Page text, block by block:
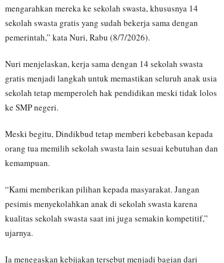
mengarahkan mereka ke sekolah swasta, khususnya 14
sekolah swasta gratis yang sudah bekerja sama dengan
pemerintah,” kata Nuri, Rabu (8/7/2026).
Nuri menjelaskan, kerja sama dengan 14 sekolah swasta
gratis menjadi langkah untuk memastikan seluruh anak usia
sekolah tetap memperoleh hak pendidikan meski tidak lolos
ke SMP negeri.
Meski begitu, Dindikbud tetap memberi kebebasan kepada
orang tua memilih sekolah swasta lain sesuai kebutuhan dan
kemampuan.
“Kami memberikan pilihan kepada masyarakat. Jangan
pesimis menyekolahkan anak di sekolah swasta karena
kualitas sekolah swasta saat ini juga semakin kompetitif,”
ujarnya.
Ia menegaskan kebijakan tersebut menjadi bagian dari